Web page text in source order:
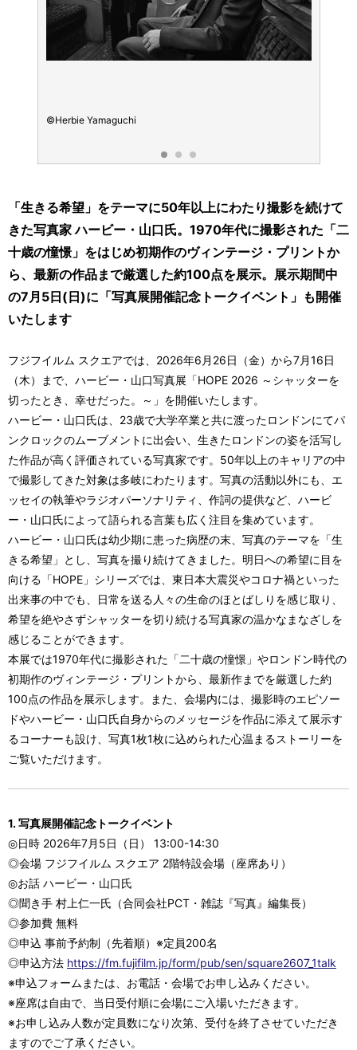
©Herbie Yamaguchi
「生きる希望」をテーマに50年以上にわたり撮影を続けて
きた写真家 ハービー・山口氏。1970年代に撮影された「二
十歳の憧憬」をはじめ初期作のヴィンテージ・プリントか
ら、最新の作品まで厳選した約100点を展示。展示期間中
の7月5日(日)に「写真展開催記念トークイベント」も開催
いたします
フジフイルム スクエアでは、2026年6月26日（金）から7月16日
（木）まで、ハービー・山口写真展「HOPE 2026 ～シャッターを
切ったとき、幸せだった。～」を開催いたします。
ハービー・山口氏は、23歳で大学卒業と共に渡ったロンドンにてパ
ンクロックのムーブメントに出会い、生きたロンドンの姿を活写し
た作品が高く評価されている写真家です。50年以上のキャリアの中
で撮影してきた対象は多岐にわたります。写真の活動以外にも、エ
ッセイの執筆やラジオパーソナリティ、作詞の提供など、ハービ
ー・山口氏によって語られる言葉も広く注目を集めています。
ハービー・山口氏は幼少期に患った病歴の末、写真のテーマを「生
きる希望」とし、写真を撮り続けてきました。明日への希望に目を
向ける「HOPE」シリーズでは、東日本大震災やコロナ禍といった
出来事の中でも、日常を送る人々の生命のほとばしりを感じ取り、
希望を絶やさずシャッターを切り続ける写真家の温かなまなざしを
感じることができます。
本展では1970年代に撮影された「二十歳の憧憬」やロンドン時代の
初期作のヴィンテージ・プリントから、最新作までを厳選した約
100点の作品を展示します。また、会場内には、撮影時のエピソー
ドやハービー・山口氏自身からのメッセージを作品に添えて展示す
るコーナーも設け、写真1枚1枚に込められた心温まるストーリーを
ご覧いただけます。
1. 写真展開催記念トークイベント
◎日時 2026年7月5日（日） 13:00-14:30
◎会場 フジフイルム スクエア 2階特設会場（座席あり）
◎お話 ハービー・山口氏
◎聞き手 村上仁一氏（合同会社PCT・雑誌『写真』編集長）
◎参加費 無料
◎申込 事前予約制（先着順）※定員200名
◎申込方法 https://fm.fujifilm.jp/form/pub/sen/square2607_1talk
※申込フォームまたは、お電話・会場でお申し込みください。
※座席は自由で、当日受付順に会場にご入場いただきます。
※お申し込み人数が定員数になり次第、受付を終了させていただき
ますのでご了承ください。